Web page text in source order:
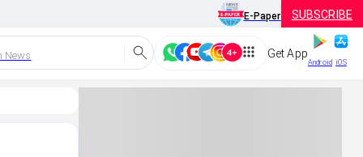
E-Paper SUBSCRIBE
News Get App
Android iOS